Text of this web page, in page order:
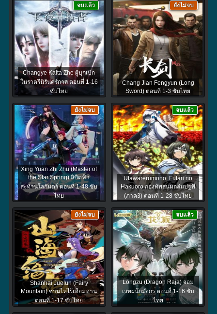
Changye Kaita Zhe ผู้บุกเบิก
ในราตรีนิรันดร์กาล ตอนที่ 1-16
ซับไทย
จบแล้ว
Chang Jian Fengyun (Long
Sword) ตอนที่ 1-3 ซับไทย
ยังไม่จบ
Xing Yuan Zhi Zhu (Master of
the Star Spring) ลิขิตฟ้า
สะท้านโลกันตร์ ตอนที่ 1-48 ซับ
ไทย
ยังไม่จบ
Utawarerumono: Futari no
Hakuoro กองทัพสนมถล่มปฐพี
(ภาค3) ตอนที่ 1-28 ซับไทย
จบแล้ว
Shanhai Juelun (Fairy
Mountain) ซานไห่ไร้เทียมทาน
ตอนที่ 1-17 ซับไทย
ยังไม่จบ
Longzu (Dragon Raja) จอม
เวทผนึกมังกร ตอนที่ 1-16 ซับ
ไทย
จบแล้ว